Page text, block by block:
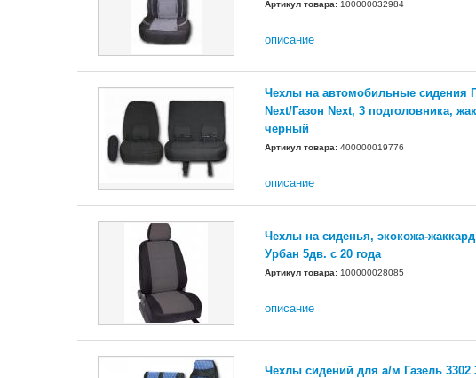
Артикул товара: 100000032984
описание
Чехлы на автомобильные сидения
Next/Газон Next, 3 подголовника,
черный
Артикул товара: 400000019776
описание
Чехлы на сиденья, экокожа-
Урбан 5дв. с 20 года
Артикул товара: 100000028085
описание
Чехлы сидений для а/м Газель 3302